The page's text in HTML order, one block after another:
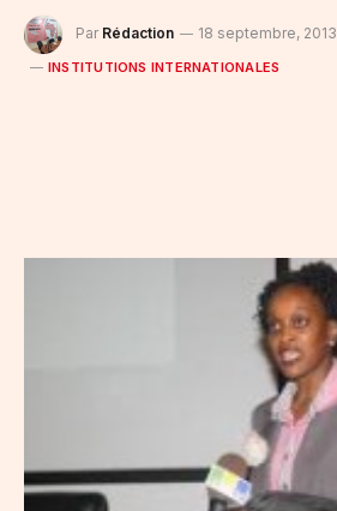
Par Rédaction 18 septembre, 2013
INSTITUTIONS INTERNATIONALES